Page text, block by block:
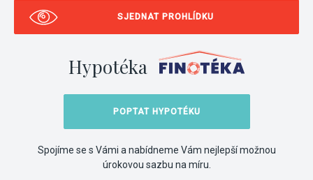
SJEDNAT PROHLÍDKU
Hypotéka
POPTAT HYPOTÉKU
Spojíme se s Vámi a nabídneme Vám nejlepší možnou
úrokovou sazbu na míru.